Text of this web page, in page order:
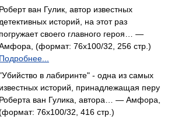
Роберт ван Гулик, автор известных
детективных историй, на этот раз
погружает своего главного героя… —
(формат: 76x100/32, 256 стр.)
Подробнее...
в лабиринте" - одна из самых
известных историй, принадлежащая перу
Роберта ван Гулика, автора… — Амфора,
76x100/32, 416 стр.)